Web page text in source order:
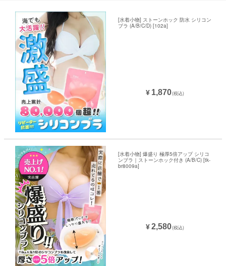
[水着小物] ストーンホック 防水 シリコン
ブラ (A/B/C/D) [102a]
¥ 1,870(税込)
[水着小物] 爆盛り 極厚5倍アップ シリコ
ンブラ｜ストーンホック付き (A/B/C) [tk-
br8009a]
¥ 2,580(税込)